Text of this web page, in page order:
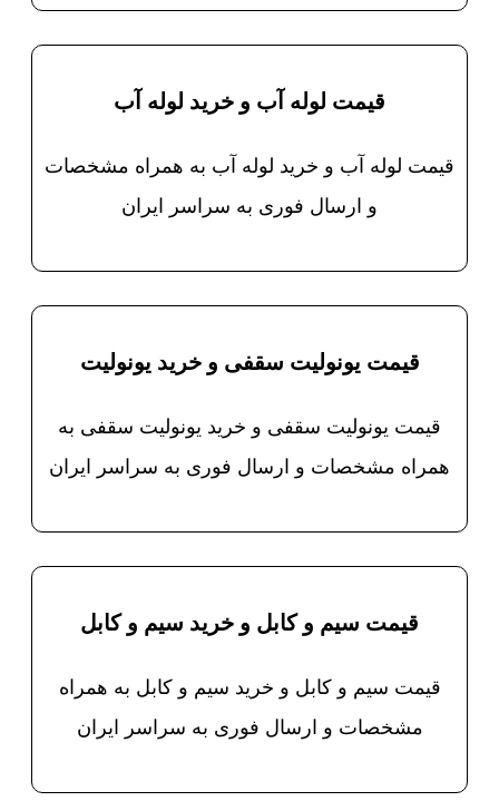
قیمت لوله آب و خرید لوله آب
قیمت لوله آب و خرید لوله آب به همراه مشخصات
و ارسال فوری به سراسر ایران
قیمت یونولیت سقفی و خرید یونولیت
قیمت یونولیت سقفی و خرید یونولیت سقفی به
همراه مشخصات و ارسال فوری به سراسر ایران
قیمت سیم و کابل و خرید سیم و کابل
قیمت سیم و کابل و خرید سیم و کابل به همراه
مشخصات و ارسال فوری به سراسر ایران